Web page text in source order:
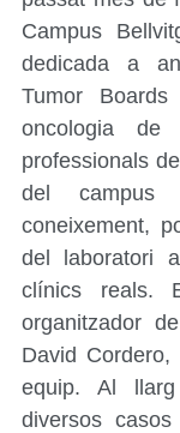
Campus
dedicada a
Tumor
oncologia
professionals
del campus
coneixement,
del laboratori
clínics reals.
organitzador
David
equip. Al
diversos